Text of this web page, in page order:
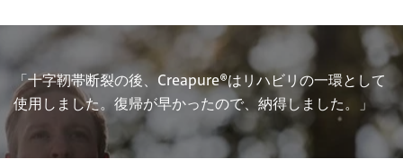
「十字靭帯断裂の後、Creapure®はリハビリの一環として
使用しました。復帰が早かったので、納得しました。」